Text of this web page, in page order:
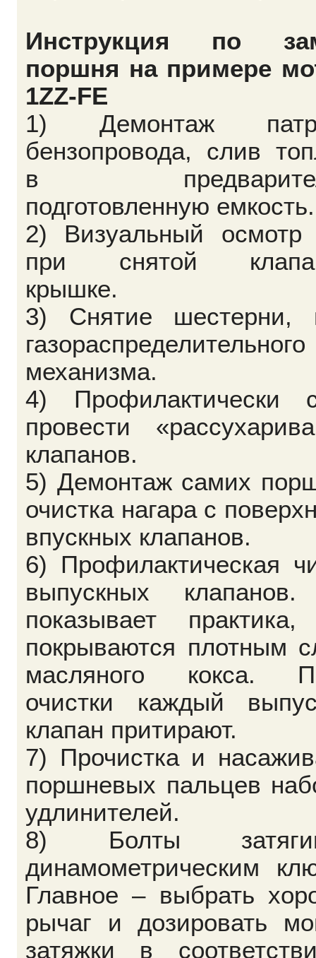
Инструкция по
поршня на примере
1ZZ-FE
1) Демонтаж
бензопровода, слив
в
подготовленную емкость.
2) Визуальный
при снятой
крышке.
3) Снятие шестерни,
газораспределительного
механизма.
4) Профилактически
провести
клапанов.
5) Демонтаж самих
очистка нагара с
впускных клапанов.
6) Профилактическая
выпускных
показывает
покрываются плотным
масляного кокса.
очистки каждый
клапан притирают.
7) Прочистка и
поршневых пальцев
удлинителей.
8) Болты
динамометрическим
Главное – выбрать
рычаг и дозировать
затяжки в